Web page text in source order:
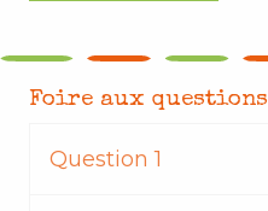
Foire aux questions
Question 1